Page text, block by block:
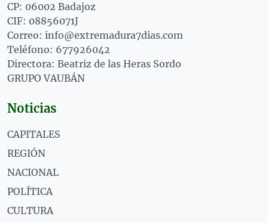
CP: 06002 Badajoz
CIF: 08856071J
Correo: info@extremadura7dias.com
Teléfono: 677926042
Directora: Beatriz de las Heras Sordo
GRUPO VAUBÁN
Noticias
CAPITALES
REGIÓN
NACIONAL
POLÍTICA
CULTURA